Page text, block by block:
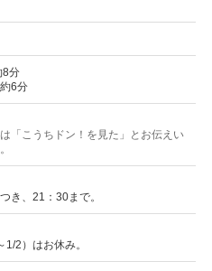
8分
6分
「こうちドン！を見た」とお伝えい
き、21：30まで。
2）はお休み。